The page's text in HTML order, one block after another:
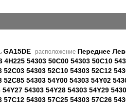
GA15DE расположение Переднее
4H225 54303 50C00 54303 50C10
54303 52C10 54303 52C12
54303 54Y00 54303 54Y02
54303 54Y28 54303 54Y29
54303 57C25 54303 57C26